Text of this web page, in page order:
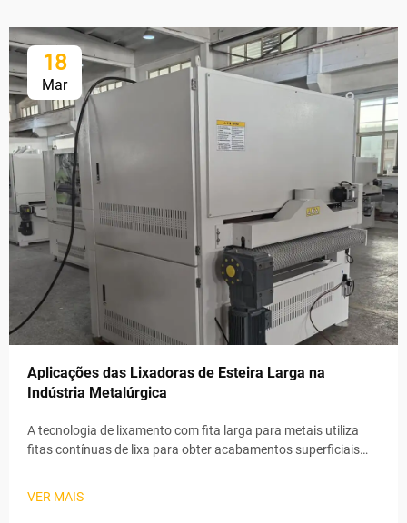
18
Mar
Aplicações das Lixadoras de Esteira Larga na
Indústria Metalúrgica
A tecnologia de lixamento com fita larga para metais utiliza
fitas contínuas de lixa para obter acabamentos superficiais
VER MAIS